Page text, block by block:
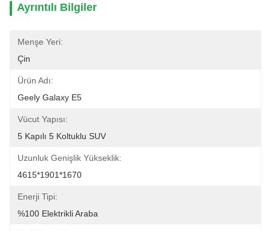
Ayrıntılı Bilgiler
Menşe Yeri:
Çin
Ürün Adı:
Geely Galaxy E5
Vücut Yapısı:
5 Kapılı 5 Koltuklu SUV
Uzunluk Genişlik Yükseklik:
4615*1901*1670
Enerji Tipi:
%100 Elektrikli Araba